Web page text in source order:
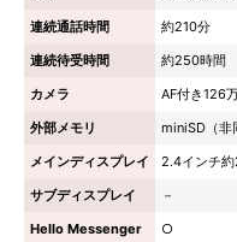
連続通話時間
約210分
連続待受時間
約250時間
カメラ
AF付き126
外部メモリ
miniSD（非
メインディスプレイ
2.4インチ約
サブディスプレイ
－
Hello Messenger
○